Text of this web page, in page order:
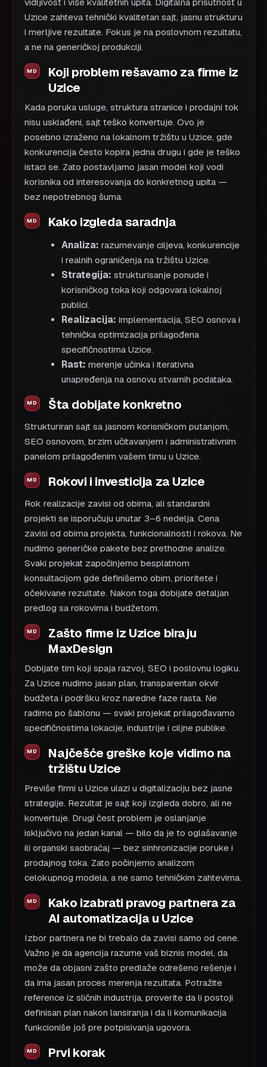
vidljivost i više kvalitetnih upita. Digitalna prisutnost u
Uzice zahteva tehnički kvalitetan sajt, jasnu strukturu
i merljive rezultate. Fokus je na poslovnom rezultatu,
a ne na generičkoj produkciji.
Koji problem rešavamo za firme iz
Uzice
Kada poruka usluge, struktura stranice i prodajni tok
nisu usklađeni, sajt teško konvertuje. Ovo je
posebno izraženo na lokalnom tržištu u Uzice, gde
konkurencija često kopira jedna drugu i gde je teško
istaci se. Zato postavljamo jasan model koji vodi
korisnika od interesovanja do konkretnog upita —
bez nepotrebnog šuma.
Kako izgleda saradnja
Analiza: razumevanje ciljeva, konkurencije
i realnih ograničenja na tržištu Uzice.
Strategija: strukturisanje ponude i
korisničkog toka koji odgovara lokalnoj
publici.
Realizacija: implementacija, SEO osnova i
tehnička optimizacija prilagođena
specifičnostima Uzice.
Rast: merenje učinka i iterativna
unapređenja na osnovu stvarnih podataka.
Šta dobijate konkretno
Strukturiran sajt sa jasnom korisničkom putanjom,
SEO osnovom, brzim učitavanjem i administrativnim
panelom prilagođenim vašem timu u Uzice.
Rokovi i investicija za Uzice
Rok realizacije zavisi od obima, ali standardni
projekti se isporučuju unutar 3–6 nedelja. Cena
zavisi od obima projekta, funkcionalnosti i rokova. Ne
nudimo generičke pakete bez prethodne analize.
Svaki projekat započinjemo besplatnom
konsultacijom gde definišemo obim, prioritete i
očekivane rezultate. Nakon toga dobijate detaljan
predlog sa rokovima i budžetom.
Zašto firme iz Uzice biraju
MaxDesign
Dobijate tim koji spaja razvoj, SEO i poslovnu logiku.
Za Uzice nudimo jasan plan, transparentan okvir
budžeta i podršku kroz naredne faze rasta. Ne
radimo po šablonu — svaki projekat prilagođavamo
specifičnostima lokacije, industrije i ciljne publike.
Najčešće greške koje vidimo na
tržištu Uzice
Previše firmi u Uzice ulazi u digitalizaciju bez jasne
strategije. Rezultat je sajt koji izgleda dobro, ali ne
konvertuje. Drugi čest problem je oslanjanje
isključivo na jedan kanal — bilo da je to oglašavanje
ili organski saobraćaj — bez sinhronizacije poruke i
prodajnog toka. Zato počinjemo analizom
celokupnog modela, a ne samo tehničkim zahtevima.
Kako izabrati pravog partnera za
AI automatizacija u Uzice
Izbor partnera ne bi trebalo da zavisi samo od cene.
Važno je da agencija razume vaš biznis model, da
može da objasni zašto predlaže odrešeno rešenje i
da ima jasan proces merenja rezultata. Potražite
reference iz sličnih industrija, proverite da li postoji
definisan plan nakon lansiranja i da li komunikacija
funkcioniše još pre potpisivanja ugovora.
Prvi korak